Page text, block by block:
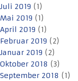
Juli 2019 (1)
Mai 2019 (1)
April 2019 (1)
Februar 2019 (2)
Januar 2019 (2)
Oktober 2018 (3)
September 2018 (1)